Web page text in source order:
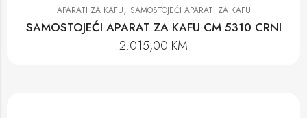
APARATI ZA KAFU, SAMOSTOJEĆI APARATI ZA KAFU
SAMOSTOJEĆI APARAT ZA KAFU CM 5310 CRNI
2.015,00 KM